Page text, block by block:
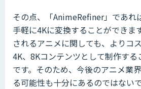
その点、「AnimeRefiner」であれ
手軽に4Kに変換することができま
されるアニメに関しても、よりコ
4K、8Kコンテンツとして制作す
です。そのため、今後のアニメ業
る可能性も十分にあるのではない